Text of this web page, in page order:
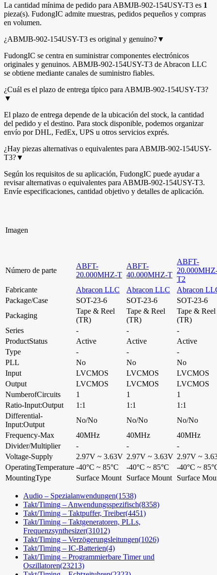
La cantidad mínima de pedido para ABMJB-902-154USY-T3 es 1
pieza(s). FudongIC admite muestras, pedidos pequeños y compras
en volumen.
¿ABMJB-902-154USY-T3 es original y genuino?▼
FudongIC se centra en suministrar componentes electrónicos
originales y genuinos. ABMJB-902-154USY-T3 de Abracon LLC
se obtiene mediante canales de suministro fiables.
¿Cuál es el plazo de entrega típico para ABMJB-902-154USY-T3?
▼
El plazo de entrega depende de la ubicación del stock, la cantidad
del pedido y el destino. Para stock disponible, podemos organizar
envío por DHL, FedEx, UPS u otros servicios exprés.
¿Hay piezas alternativas o equivalentes para ABMJB-902-154USY-
T3?▼
Según los requisitos de su aplicación, FudongIC puede ayudar a
revisar alternativas o equivalentes para ABMJB-902-154USY-T3.
Envíe especificaciones, cantidad objetivo y detalles de aplicación.
Imagen
Número de parte
ABFT-
20.000MHZ-T
ABFT-
40.000MHZ-T
ABFT-
T2
Fabricante
Abracon LLC Abracon LLC
Abracon
Package/Case
SOT-23-6 SOT-23-6
SOT-23-6
Packaging
Tape & Reel
(TR)
Tape & Reel
(TR)
Tape & Reel
(TR)
Series
- -
-
ProductStatus
Active Active
Active
Type
- -
-
PLL
No No
No
Input
LVCMOS LVCMOS
LVCMOS
Output
LVCMOS LVCMOS
LVCMOS
NumberofCircuits
1 1
1
Ratio-Input:Output
1:1 1:1
1:1
Differential-
Input:Output
No/No No/No
No/No
Frequency-Max
40MHz 40MHz
40MHz
Divider/Multiplier
- -
-
Voltage-Supply
2.97V ~ 3.63V 2.97V ~ 3.63V 2.97V ~
OperatingTemperature -40°C ~ 85°C -40°C ~ 85°C
-40°C ~
MountingType
Surface Mount Surface Mount Surface
Audio – Spezialanwendungen(1538)
Takt/Timing – Anwendungsspezifisch(8358)
Takt/Timing – Taktpuffer, Treiber(4451)
Takt/Timing – Taktgeneratoren, PLLs,
Frequenzsynthesizer(31012)
Takt/Timing – Verzögerungsleitungen(1026)
Takt/Timing – IC-Batterien(4)
Takt/Timing – Programmierbare Timer und
Oszillatoren(23213)